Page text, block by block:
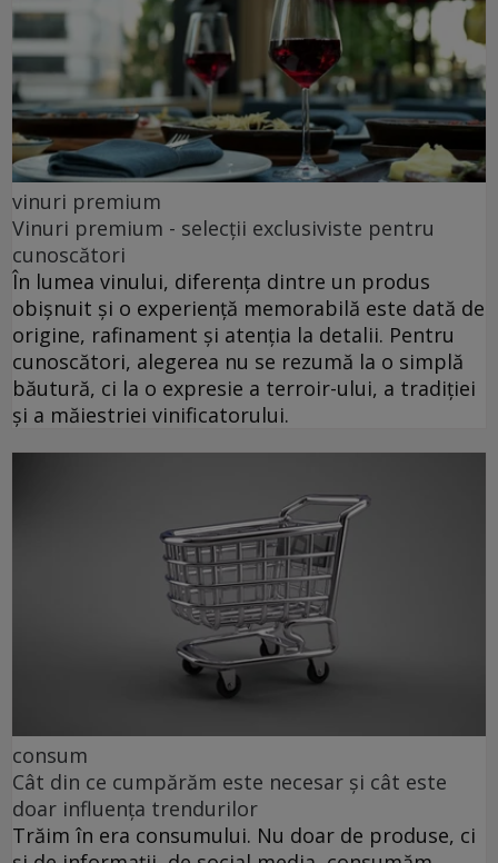
vinuri premium
Vinuri premium - selecții exclusiviste pentru
cunoscători
În lumea vinului, diferența dintre un produs
obișnuit și o experiență memorabilă este dată de
origine, rafinament și atenția la detalii. Pentru
cunoscători, alegerea nu se rezumă la o simplă
băutură, ci la o expresie a terroir-ului, a tradiției
și a măiestriei vinificatorului.
consum
Cât din ce cumpărăm este necesar și cât este
doar influența trendurilor
Trăim în era consumului. Nu doar de produse, ci